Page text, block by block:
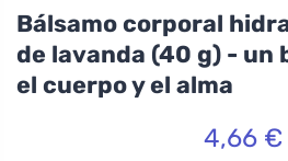
Bálsamo corporal
de lavanda (40 g) - un
el cuerpo y el alma
4,66 €